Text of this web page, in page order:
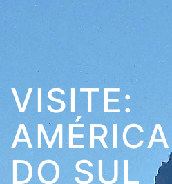
VISITE:
AMÉRICA
DO SUL